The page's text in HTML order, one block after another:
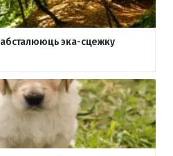
абсталююць эка-сцежку